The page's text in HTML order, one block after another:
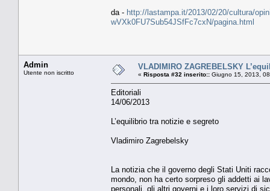
da - http://lastampa.it/2013/02/20/cultura/
wVXk0FU7Sub54JSfFc7cxN/pagina.html
Admin
Utente non iscritto
VLADIMIRO ZAGREBELSKY
« Risposta #32 inserito:: Giugno 15, 2013,
Editoriali
14/06/2013
L’equilibrio tra notizie e segreto
Vladimiro Zagrebelsky
La notizia che il governo degli Stati Uniti
mondo, non ha certo sorpreso gli addetti ai
personali, gli altri governi e i loro servizi di